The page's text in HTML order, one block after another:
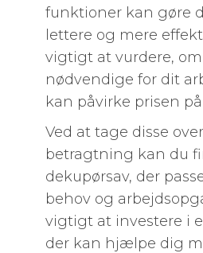
funktioner kan gøre
lettere og mere
vigtigt at vurdere,
nødvendige for dit
kan påvirke prisen
Ved at tage disse
betragtning kan du
dekupørsav, der
behov og
vigtigt at investere i
der kan hjælpe dig